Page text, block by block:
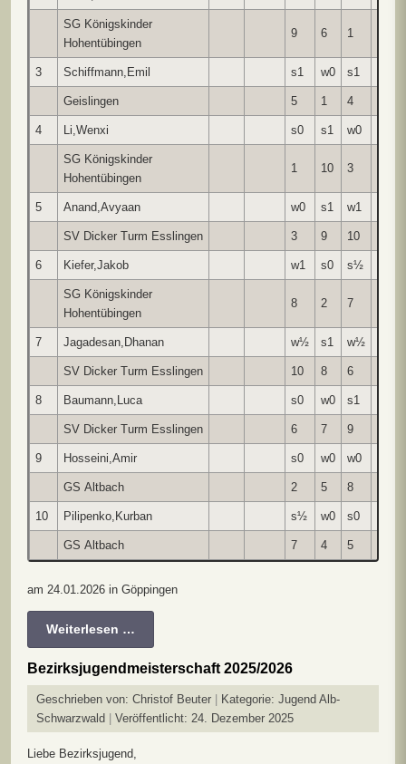
SG Königskinder
Hohentübingen
9 6 1
3 Schiffmann,Emil s1 w0 s1
Geislingen 5 1 4
4 Li,Wenxi s0 s1 w0
SG Königskinder
Hohentübingen
1 10 3
5 Anand,Avyaan w0 s1 w1
SV Dicker Turm Esslingen 3 9 10
6 Kiefer,Jakob w1 s0 s½
SG Königskinder
Hohentübingen
8 2 7
7 Jagadesan,Dhanan w½ s1 w½
SV Dicker Turm Esslingen 10 8 6
8 Baumann,Luca s0 w0 s1
SV Dicker Turm Esslingen 6 7 9
9 Hosseini,Amir s0 w0 w0
GS Altbach 2 5 8
10 Pilipenko,Kurban s½ w0 s0
GS Altbach 7 4 5
am 24.01.2026 in Göppingen
Weiterlesen …
Bezirksjugendmeisterschaft 2025/2026
Geschrieben von: Christof Beuter Kategorie: Jugend Alb-
Schwarzwald
Veröffentlicht: 24. Dezember 2025
Liebe Bezirksjugend,